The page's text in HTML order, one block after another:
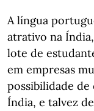
A língua
atrativo na
lote de
em empresas
possibilidade de
Índia, e talvez